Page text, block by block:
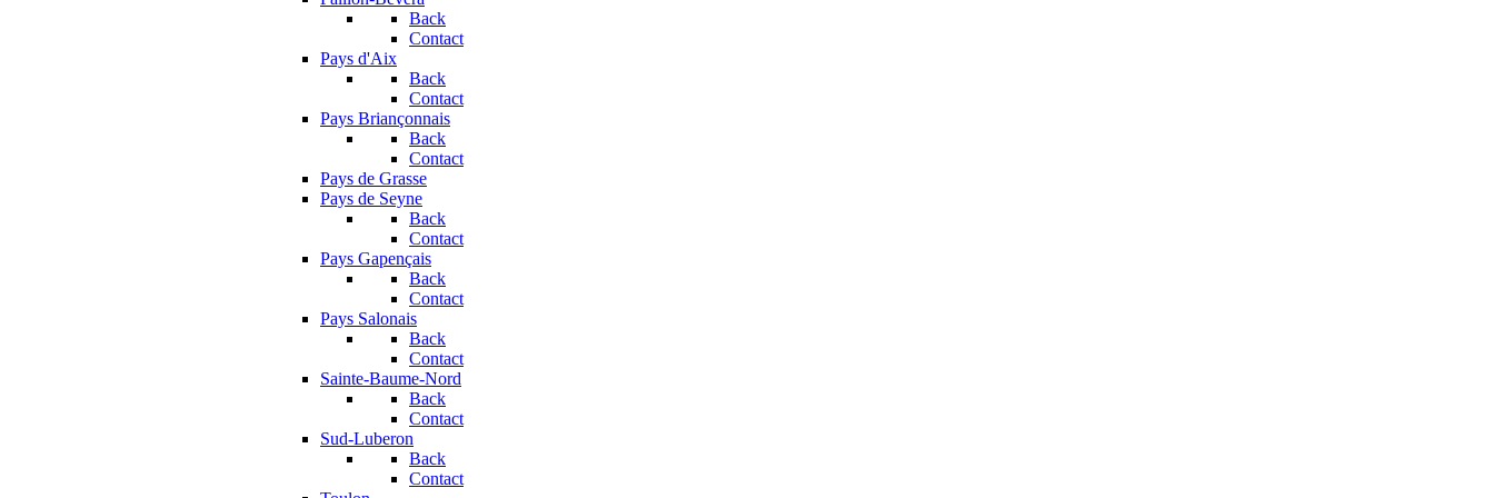
Back
Contact
Pays d'Aix
Back
Contact
Pays Briançonnais
Back
Contact
Pays de Grasse
Pays de Seyne
Back
Contact
Pays Gapençais
Back
Contact
Pays Salonais
Back
Contact
Sainte-Baume-Nord
Back
Contact
Sud-Luberon
Back
Contact